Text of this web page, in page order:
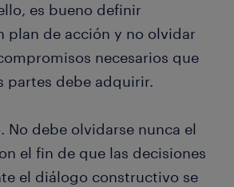
es bueno definir
plan de acción y no olvidar
necesarios que
partes debe adquirir.
No debe olvidarse nunca el
el fin de que las decisiones
el diálogo constructivo se